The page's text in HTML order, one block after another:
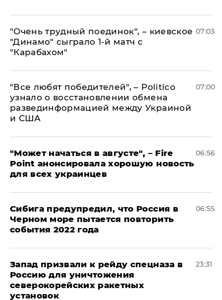
"Очень трудный поединок", – киевское
"Динамо" сыграло 1-й матч с
"Карабахом"
07:03
​"Все любят победителей", – Politico
узнало о восстановлении обмена
развединформацией между Украиной
и США
07:00
"Может начаться в августе", – Fire
Point анонсировала хорошую новость
для всех украинцев
06:56
Сибига предупредил, что Россия в
Черном море пытается повторить
события 2022 года
06:55
Запад призвали к рейду спецназа в
Россию для уничтожения
северокорейских ракетных
установок
23:31